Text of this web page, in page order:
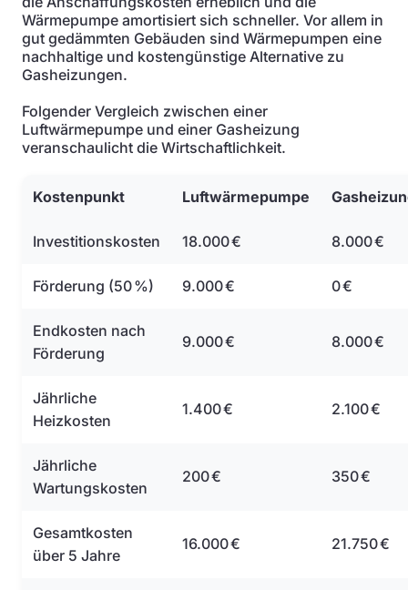
Wärmepumpe amortisiert sich schneller. Vor allem in
gut gedämmten Gebäuden sind Wärmepumpen eine
nachhaltige und kostengünstige Alternative zu
Gasheizungen.
Folgender Vergleich zwischen einer
Luftwärmepumpe und einer Gasheizung
veranschaulicht die Wirtschaftlichkeit.
Kostenpunkt Luftwärmepumpe
Investitionskosten 18.000 € 8.000 €
Förderung (50 %) 9.000 € 0 €
Endkosten nach
Förderung
9.000 € 8.000 €
Jährliche
Heizkosten
1.400 € 2.100 €
Jährliche
Wartungskosten
200 € 350 €
Gesamtkosten
über 5 Jahre
16.000 € 21.750 €